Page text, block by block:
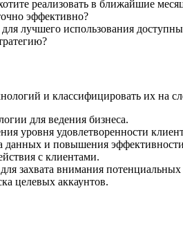
реализовать в ближайшие
эффективно?
лучшего использования
и классифицировать их на
для ведения бизнеса.
уровня удовлетворенности
данных и повышения
с клиентами.
захвата внимания потенциальных
целевых аккаунтов.